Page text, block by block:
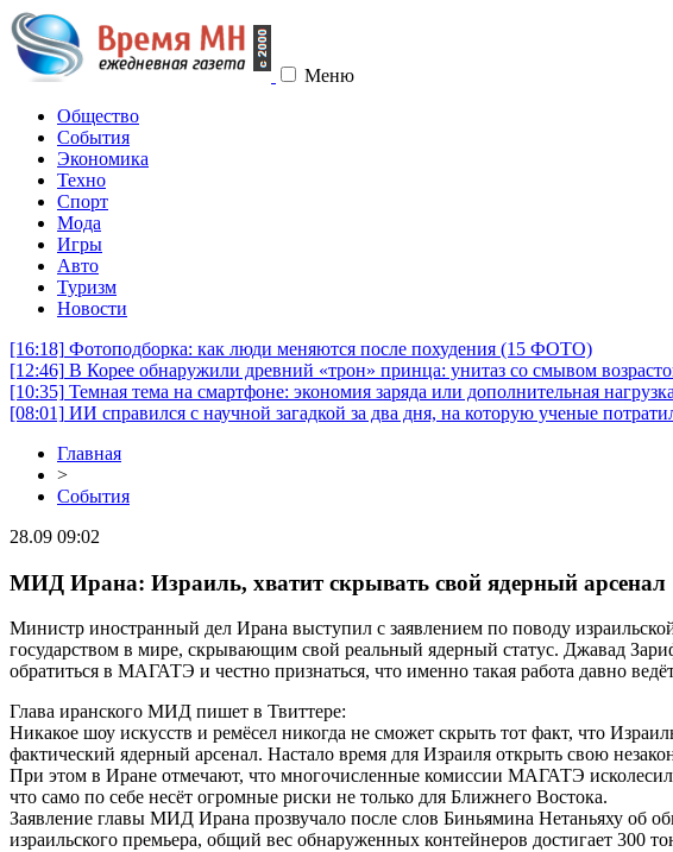
Меню
Общество
События
Экономика
Техно
Спорт
Мода
Игры
Авто
Туризм
Новости
[16:18] Фотоподборка: как люди меняются после похудения (15 ФОТО)
[12:46] В Корее обнаружили древний «трон» принца: унитаз со смывом
[10:35] Темная тема на смартфоне: экономия заряда или дополнительная
[08:01] ИИ справился с научной загадкой за два дня, на которую ученые
Главная
>
События
28.09 09:02
МИД Ирана: Израиль, хватит скрывать свой ядерный арсенал
Министр иностранный дел Ирана выступил с заявлением по поводу
государством в мире, скрывающим свой реальный ядерный статус. Джавад
обратиться в МАГАТЭ и честно признаться, что именно такая работа давно
Глава иранского МИД пишет в Твиттере:
Никакое шоу искусств и ремёсел никогда не сможет скрыть тот факт, что
фактический ядерный арсенал. Настало время для Израиля открыть свою
При этом в Иране отмечают, что многочисленные комиссии МАГАТЭ
что само по себе несёт огромные риски не только для Ближнего Востока.
Заявление главы МИД Ирана прозвучало после слов Биньямина Нетаньяху об
израильского премьера, общий вес обнаруженных контейнеров достигает 300